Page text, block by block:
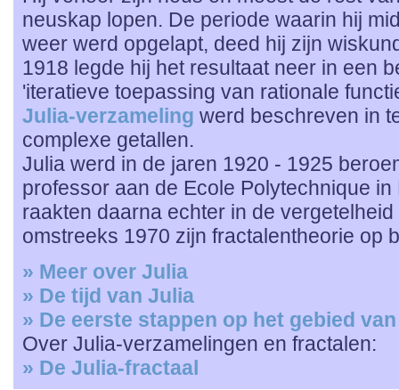
neuskap lopen. De periode waarin hij
weer werd opgelapt, deed hij zijn
1918 legde hij het resultaat neer in een
'iteratieve toepassing van rationale
Julia-verzameling werd beschreven in
complexe getallen.
Julia werd in de jaren 1920 - 1925
professor aan de Ecole Polytechnique
raakten daarna echter in de
omstreeks 1970 zijn fractalentheorie op
» Meer over Julia
» De tijd van Julia
» De eerste stappen op het gebied
Over Julia-verzamelingen en fractalen:
» De Julia-fractaal